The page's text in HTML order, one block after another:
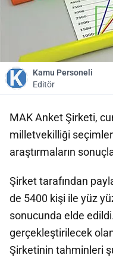
Kamu Personeli
Editör
MAK Anket Şirketi,
milletvekilliği
araştırmaların
Şirket tarafından
de 5400 kişi ile yüz
sonucunda elde
gerçekleştirilecek
Şirketinin tahminleri